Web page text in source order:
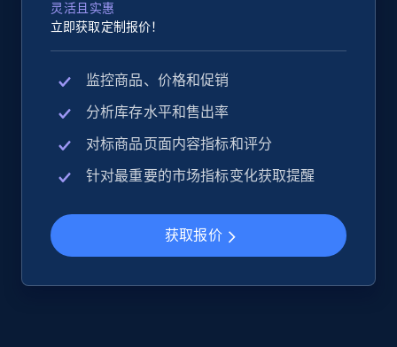
灵活且实惠
立即获取定制报价！
监控商品、价格和促销
分析库存水平和售出率
对标商品页面内容指标和评分
针对最重要的市场指标变化获取提醒
获取报价